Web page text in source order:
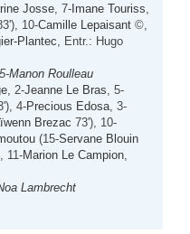
Josse , 7- Imane Touriss
10-Camille Lepaisant ©,
Plantec , Entr.: Hugo
Manon Roulleau
, 2-Jeanne Le Bras , 5-
4-Precious Edosa , 3-
Brezac 73'), 10-
(15-Servane Blouin
, 11-Marion Le Campion
Lambrecht